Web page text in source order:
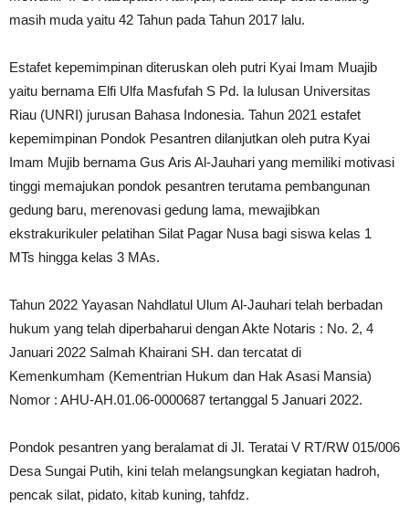
masih muda yaitu 42 Tahun pada Tahun 2017 lalu.
Estafet kepemimpinan diteruskan oleh putri Kyai Imam Muajib
yaitu bernama Elfi Ulfa Masfufah S Pd. Ia lulusan Universitas
Riau (UNRI) jurusan Bahasa Indonesia. Tahun 2021 estafet
kepemimpinan Pondok Pesantren dilanjutkan oleh putra Kyai
Imam Mujib bernama Gus Aris Al-Jauhari yang memiliki motivasi
tinggi memajukan pondok pesantren terutama pembangunan
gedung baru, merenovasi gedung lama, mewajibkan
ekstrakurikuler pelatihan Silat Pagar Nusa bagi siswa kelas 1
MTs hingga kelas 3 MAs.
Tahun 2022 Yayasan Nahdlatul Ulum Al-Jauhari telah berbadan
hukum yang telah diperbaharui dengan Akte Notaris : No. 2, 4
Januari 2022 Salmah Khairani SH. dan tercatat di
Kemenkumham (Kementrian Hukum dan Hak Asasi Mansia)
Nomor : AHU-AH.01.06-0000687 tertanggal 5 Januari 2022.
Pondok pesantren yang beralamat di Jl. Teratai V RT/RW 015/006
Desa Sungai Putih, kini telah melangsungkan kegiatan hadroh,
pencak silat, pidato, kitab kuning, tahfdz.